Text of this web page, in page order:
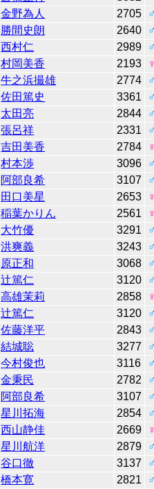
金野為人 2705
勝間史朗 2640
西村仁 2989
村岡美香 2193
牛之浜撮雄 2774
佐田篤史 3361
太田亮 2844
張呂祥 2331
吉田美香 2784
村本渉 3096
阿部良希 3107
田口美星 2653
稲葉かりん 2561
大竹優 3291
洪爽義 3243
原正和 3068
辻󠄀篤仁 3120
高雄茉莉 2858
辻󠄀篤仁 3120
佐藤洋平 2843
結城聡 3277
今村俊也 3116
金秉民 2782
阿部良希 3107
星川拓海 2854
西山静佳 2669
星川航洋 2879
谷口徹 3137
橋本寛 2821